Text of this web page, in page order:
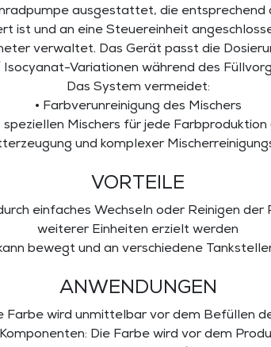
ausgestattet, die entsprechend
ist und an eine Steuereinheit
verwaltet. Das Gerät passt die
Variationen während des
Das System vermeidet:
• Farbverunreinigung des Mischers
Mischers für jede Farbproduktion
und komplexer
VORTEILE
einfaches Wechseln oder Reinigen
weiterer Einheiten erzielt werden
bewegt und an verschiedene
ANWENDUNGEN
Farbe wird unmittelbar vor dem Befüllen
Die Farbe wird vor dem